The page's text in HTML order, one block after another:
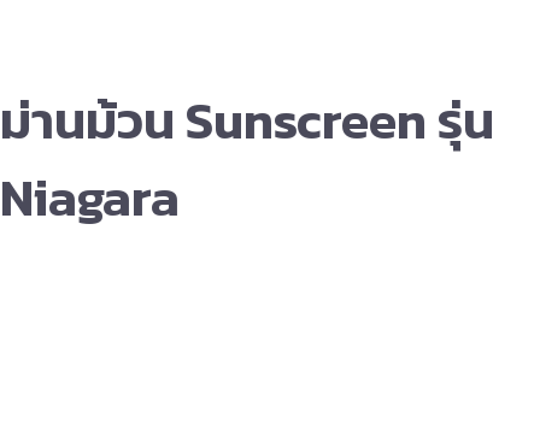
ม่านม้วน Sunscreen รุ่น
Niagara